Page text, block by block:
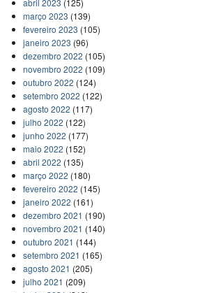
março 2023 (139)
fevereiro 2023 (105)
janeiro 2023 (96)
dezembro 2022 (105)
novembro 2022 (109)
outubro 2022 (124)
setembro 2022 (122)
agosto 2022 (117)
julho 2022 (122)
junho 2022 (177)
maio 2022 (152)
abril 2022 (135)
março 2022 (180)
fevereiro 2022 (145)
janeiro 2022 (161)
dezembro 2021 (190)
novembro 2021 (140)
outubro 2021 (144)
setembro 2021 (165)
agosto 2021 (205)
julho 2021 (209)